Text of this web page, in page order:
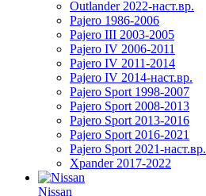
Outlander 2022-наст.вр.
Pajero 1986-2006
Pajero III 2003-2005
Pajero IV 2006-2011
Pajero IV 2011-2014
Pajero IV 2014-наст.вр.
Pajero Sport 1998-2007
Pajero Sport 2008-2013
Pajero Sport 2013-2016
Pajero Sport 2016-2021
Pajero Sport 2021-наст.вр.
Xpander 2017-2022
Nissan